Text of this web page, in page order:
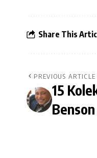
Share This
PREVIOUS ARTICLE
15
Benson